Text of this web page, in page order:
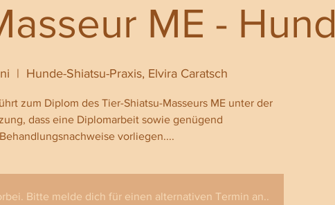
ME - Hund
  |
Hunde-Shiatsu-Praxis, Elvira Caratsch
zum Diplom des Tier-Shiatsu-Masseurs ME unter der
dass eine Diplomarbeit sowie genügend
Behandlungsnachweise vorliegen....
Bitte melde dich für einen alternativen Termin an..